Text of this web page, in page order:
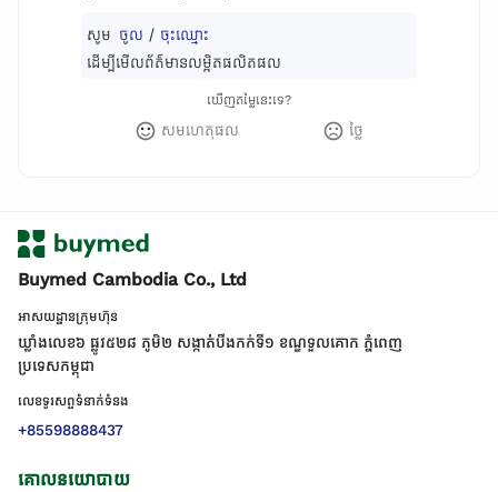
សូម ចូល / ចុះឈ្មោះ
ដើម្បីមើលព័ត៌មានលម្អិតផលិតផល
ឃើញតម្លៃនេះទេ?
សមហេតុផល ថ្លៃ
Buymed Cambodia Co., Ltd
អាសយដ្ឋានក្រុមហ៊ុន
ឃ្លាំងលេខ៦ ផ្លូវ៥២៨ ភូមិ២ សង្កាត់់បឹងកក់ទី១ ខណ្ឌទួលគោក ភ្នំពេញ
ប្រទេសកម្ពុជា
លេខទូរសព្ទទំនាក់ទំនង
+85598888437
គោលនយោបាយ